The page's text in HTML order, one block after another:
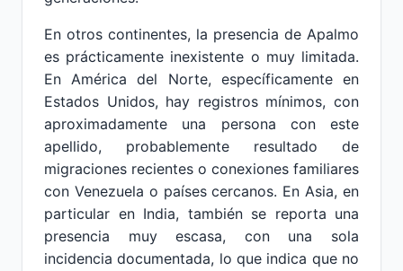
En otros continentes, la presencia de Apalmo
es prácticamente inexistente o muy limitada.
En América del Norte, específicamente en
Estados Unidos, hay registros mínimos, con
aproximadamente una persona con este
apellido, probablemente resultado de
migraciones recientes o conexiones familiares
con Venezuela o países cercanos. En Asia, en
particular en India, también se reporta una
presencia muy escasa, con una sola
incidencia documentada, lo que indica que no